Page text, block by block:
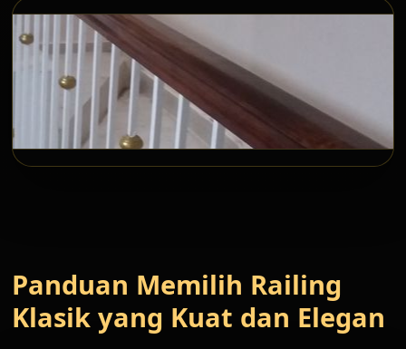
Panduan Memilih Railing
Klasik yang Kuat dan Elegan